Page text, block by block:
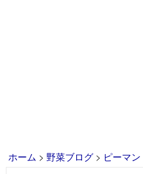
ホーム > 野菜ブログ > ピーマン